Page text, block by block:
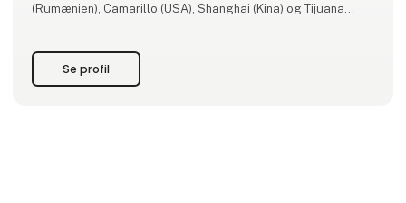
(Rumænien), Camarillo (USA), Shanghai (Kina) og Tijuana
ODUs ekspertise og teknologier omfatter design og
udvikling af stikforbindelser - herunder
Se profil